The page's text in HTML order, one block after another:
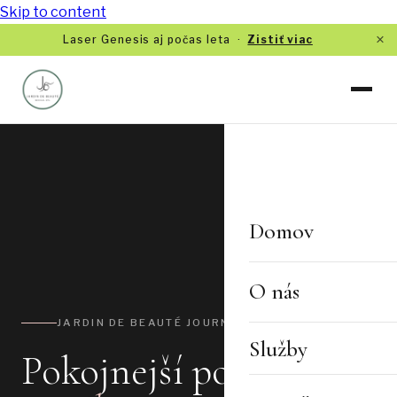
Skip to content
Laser Genesis aj počas leta · Zistiť viac ×
Domov
O nás
Služby
JARDIN DE BEAUTÉ JOURNAL
Pokojnejší pohľad na